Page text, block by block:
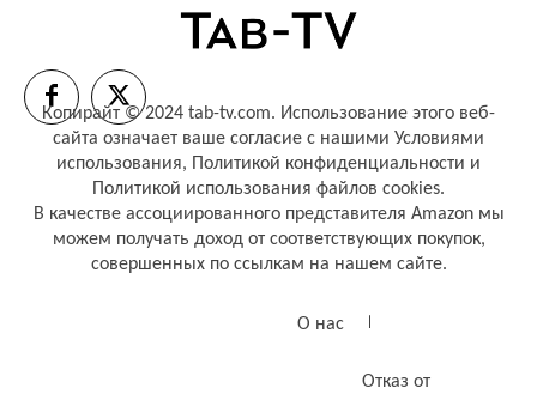
Копирайт © 2024 tab-tv.com. Использование этого веб-
сайта означает ваше согласие с нашими Условиями
использования, Политикой конфиденциальности и
Политикой использования файлов cookies.
В качестве ассоциированного представителя Amazon мы
можем получать доход от соответствующих покупок,
совершенных по ссылкам на нашем сайте.
О нас
Отказ от